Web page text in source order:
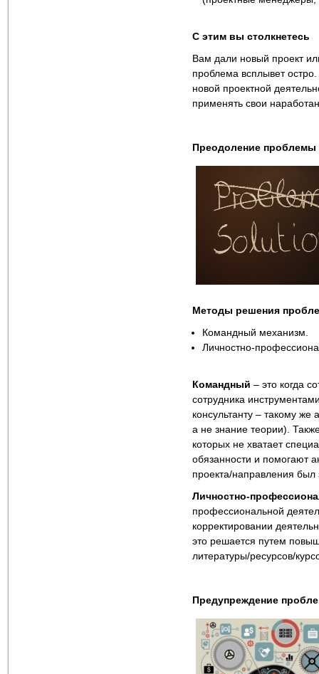
С этим вы столкнетесь
Вам дали новый проект
проблема всплывет
новой проектной
применять свои
Преодоление проблемы
Методы решения
Командный механизм.
Личностно-
Командный – это когда
сотрудника
консультанту – такому
а не знание теории).
которых не хватает
обязанности и помогают
проекта/направления был
Личностно-
профессиональной
корректировании
это решается путем
литературы/ресурсов/
Предупреждение